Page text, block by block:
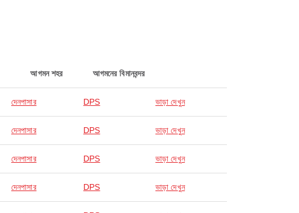
আগমন শহর আগমনের বিমানবন্দর
দেনপাসার DPS ভাড়া দেখুন
দেনপাসার DPS ভাড়া দেখুন
দেনপাসার DPS ভাড়া দেখুন
দেনপাসার DPS ভাড়া দেখুন